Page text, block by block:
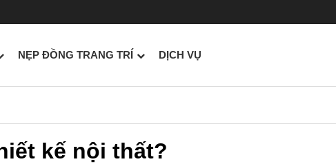
NẸP ĐỒNG TRANG TRÍ DỊCH VỤ
kế nội thất?